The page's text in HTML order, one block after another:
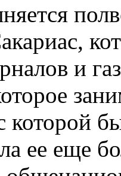
и
которой
ее еще